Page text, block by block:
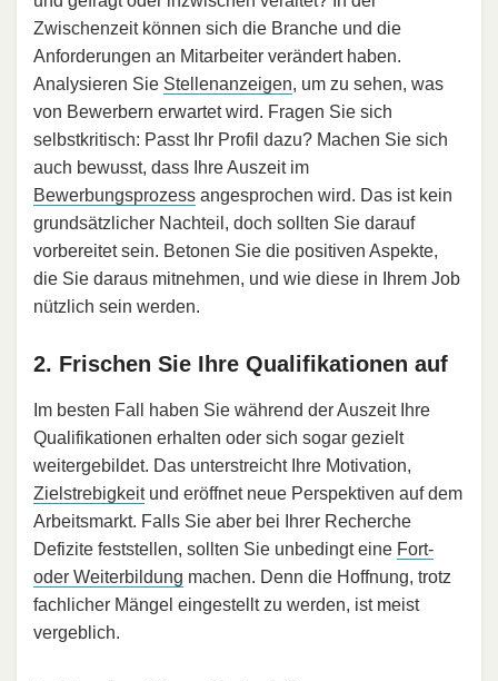
Zwischenzeit können sich die Branche und die
Anforderungen an Mitarbeiter verändert haben.
Analysieren Sie Stellenanzeigen, um zu sehen, was
von Bewerbern erwartet wird. Fragen Sie sich
selbstkritisch: Passt Ihr Profil dazu? Machen Sie sich
auch bewusst, dass Ihre Auszeit im
Bewerbungsprozess angesprochen wird. Das ist kein
grundsätzlicher Nachteil, doch sollten Sie darauf
vorbereitet sein. Betonen Sie die positiven Aspekte,
die Sie daraus mitnehmen, und wie diese in Ihrem Job
nützlich sein werden.
2. Frischen Sie Ihre Qualifikationen auf
Im besten Fall haben Sie während der Auszeit Ihre
Qualifikationen erhalten oder sich sogar gezielt
weitergebildet. Das unterstreicht Ihre Motivation,
Zielstrebigkeitund eröffnet neue Perspektiven auf dem
Arbeitsmarkt. Falls Sie aber bei Ihrer Recherche
Defizite feststellen, sollten Sie unbedingt eine Fort-
oder Weiterbildung machen. Denn die Hoffnung, trotz
fachlicher Mängel eingestellt zu werden, ist meist
vergeblich.